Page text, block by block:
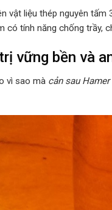
vật liệu thép nguyên
có tính năng chống trầy,
vững bền và
vì sao mà cản sau